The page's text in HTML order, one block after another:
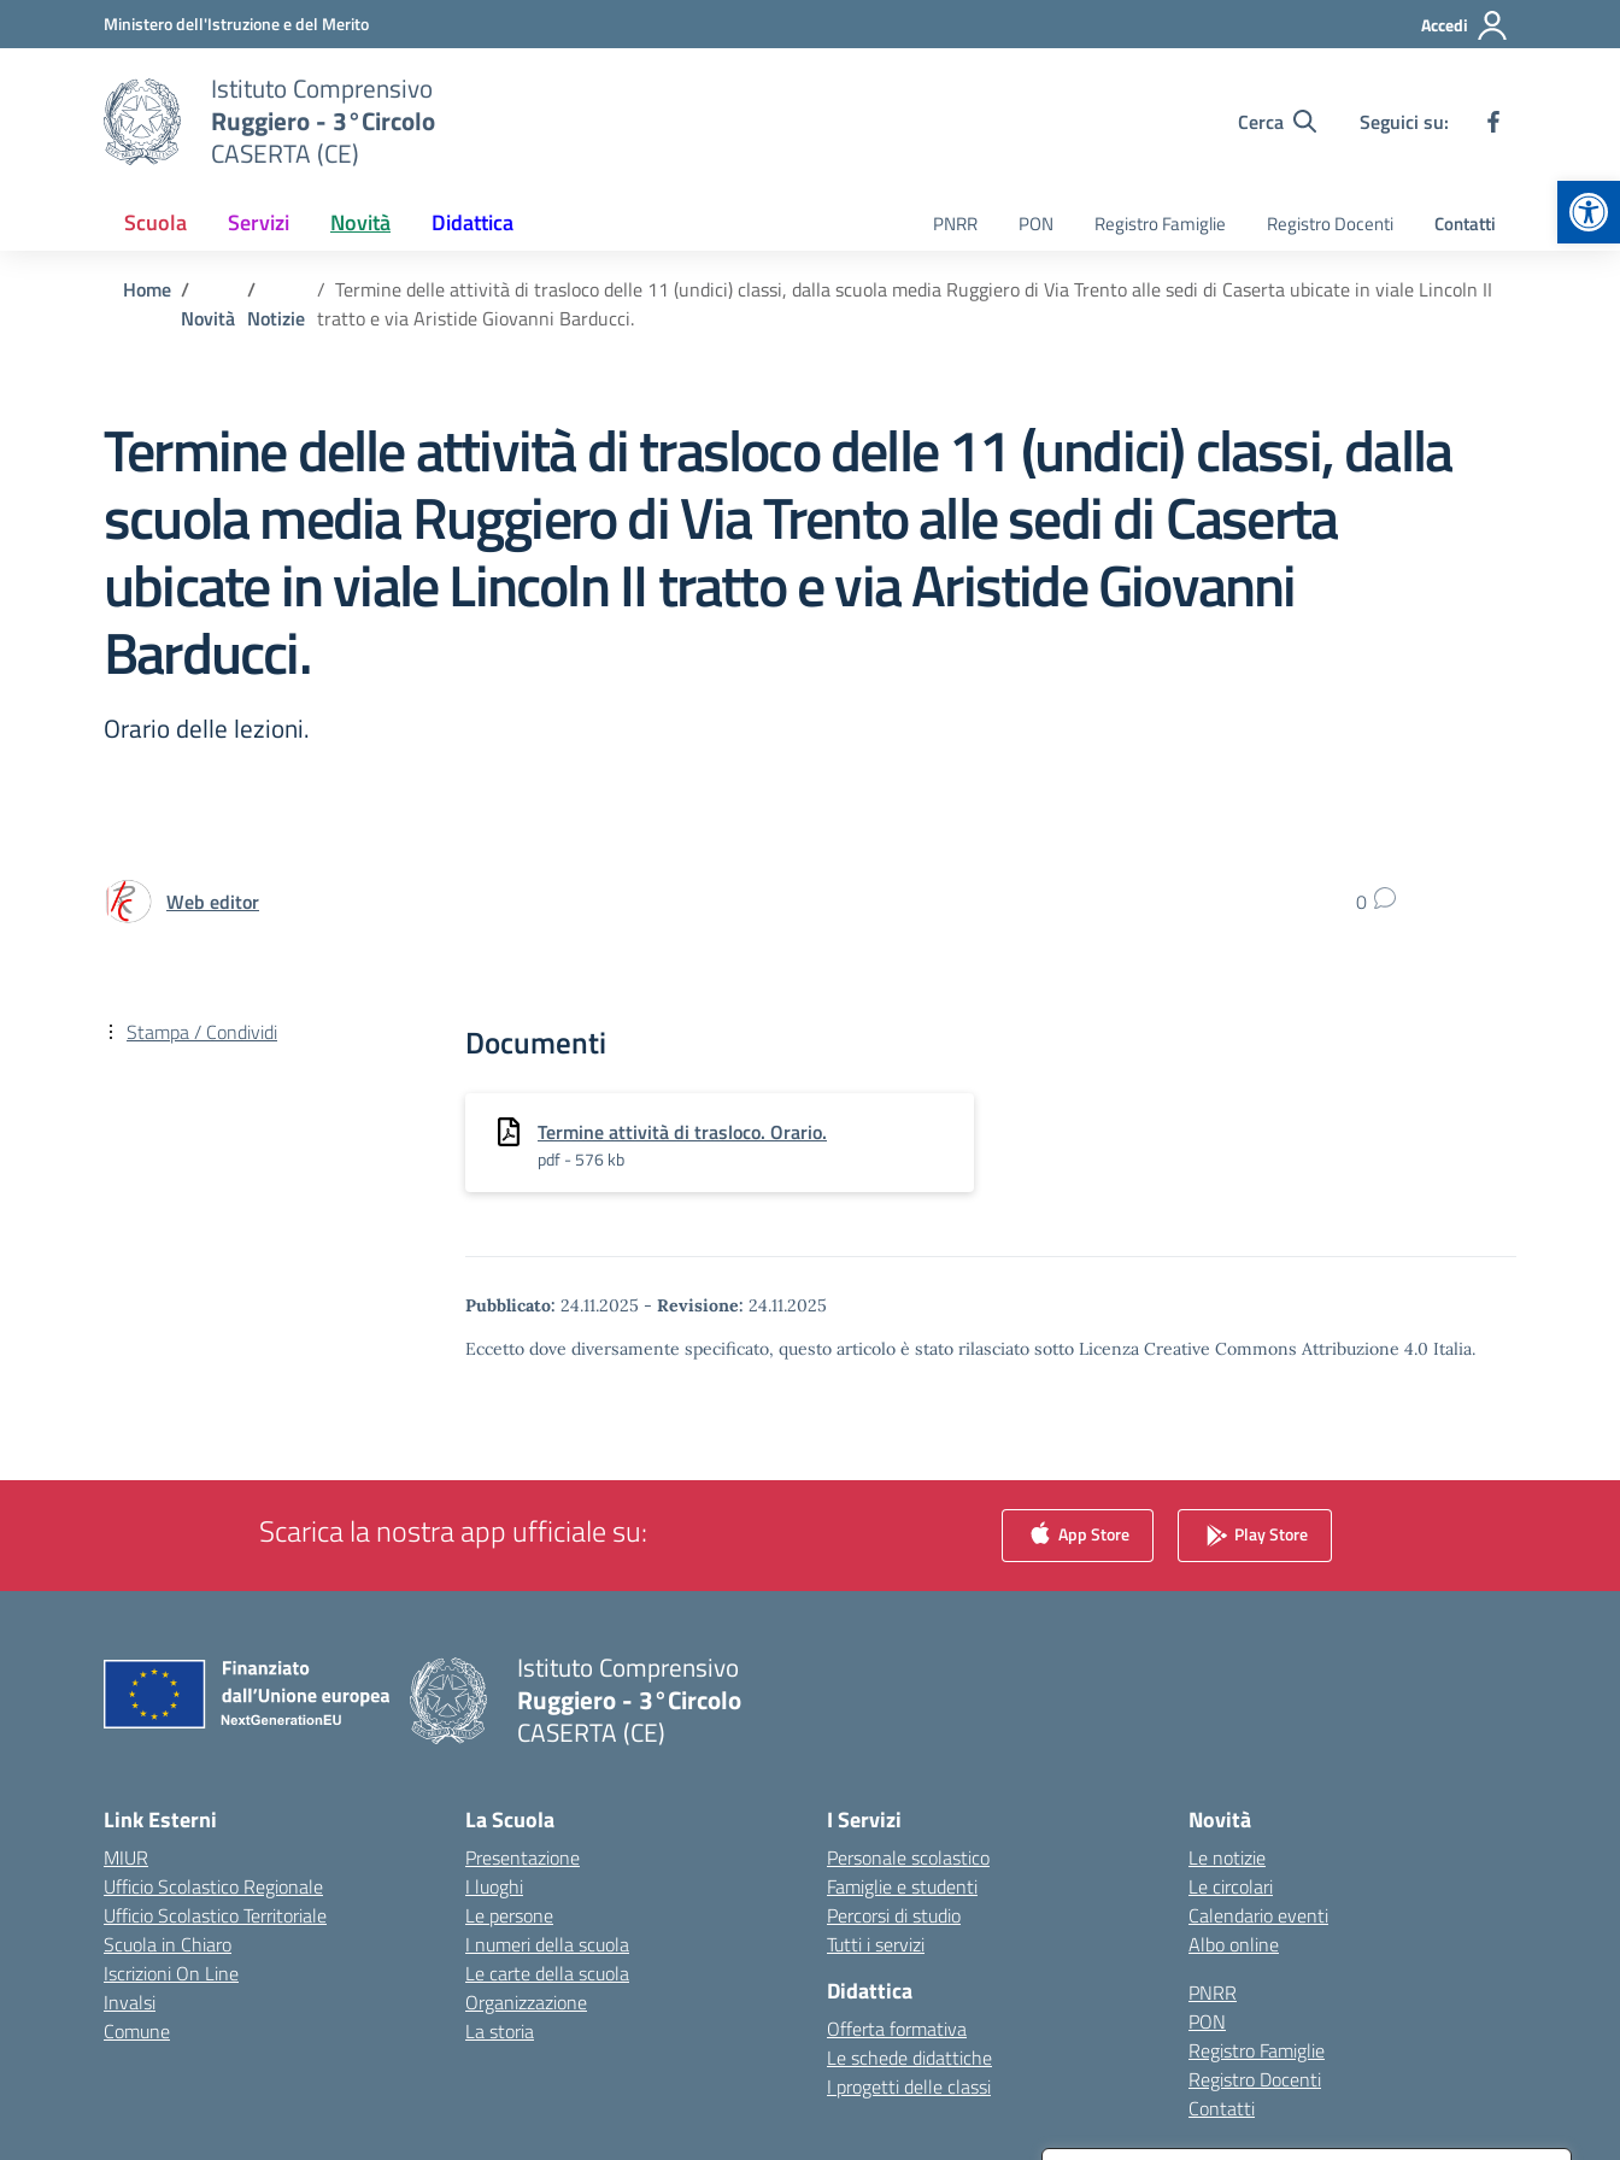
Vai ai contenuti
Vai al menu di navigazioneMinistero dell'Istruzione e del Merito Accedi
Istituto Comprensivo
Ruggiero - 3°Circolo
CASERTA (CE)
Cerca Seguici su:
Scuola Servizi Novità Didattica PNRR PON Registro Famiglie Registro Docenti Contatti
Home
Novità Notizie
Termine delle attività di trasloco delle 11 (undici) classi, dalla scuola media Ruggiero di Via Trento alle sedi di Caserta ubicate in viale Lincoln II
tratto e via Aristide Giovanni Barducci.
Termine delle attività di trasloco delle 11 (undici) classi, dalla
scuola media Ruggiero di Via Trento alle sedi di Caserta
ubicate in viale Lincoln II tratto e via Aristide Giovanni
Barducci.
Orario delle lezioni.
Web editor 0
Documenti
Termine attività di trasloco. Orario.
pdf - 576 kb
Pubblicato: 24.11.2025 - Revisione: 24.11.2025
Eccetto dove diversamente specificato, questo articolo è stato rilasciato sotto Licenza Creative Commons Attribuzione 4.0 Italia.
Stampa / Condividi
Scarica la nostra app ufficiale su: App Store Play Store
Istituto Comprensivo
Ruggiero - 3°Circolo
CASERTA (CE)
Link Esterni
MIUR
Ufficio Scolastico Regionale
Ufficio Scolastico Territoriale
Scuola in Chiaro
Iscrizioni On Line
Invalsi
Comune
La Scuola
Presentazione
I luoghi
Le persone
I numeri della scuola
Le carte della scuola
Organizzazione
La storia
I Servizi
Personale scolastico
Famiglie e studenti
Percorsi di studio
Tutti i servizi
Didattica
Offerta formativa
Le schede didattiche
I progetti delle classi
Novità
Le notizie
Le circolari
Calendario eventi
Albo online
PNRR
PON
Registro Famiglie
Registro Docenti
Contatti